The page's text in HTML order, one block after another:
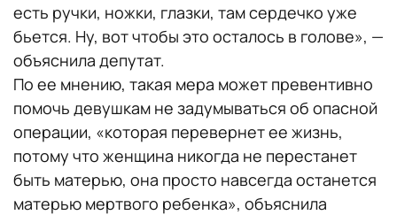
есть ручки, ножки, глазки, там сердечко уже
бьется. Ну, вот чтобы это осталось в голове», —
объяснила депутат.
По ее мнению, такая мера может превентивно
помочь девушкам не задумываться об опасной
операции, «которая перевернет ее жизнь,
потому что женщина никогда не перестанет
быть матерью, она просто навсегда останется
матерью мертвого ребенка», объяснила